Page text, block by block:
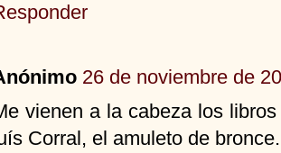
26 de noviembre de
vienen a la cabeza los
Corral, el amuleto de bronce.